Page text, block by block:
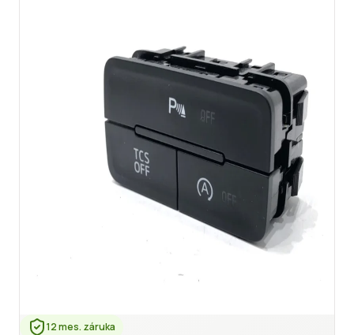
12 mes. záruka